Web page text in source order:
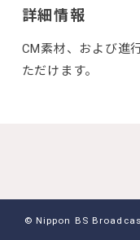
詳細情報
CM素材、および進
ただけます。
© Nippon BS